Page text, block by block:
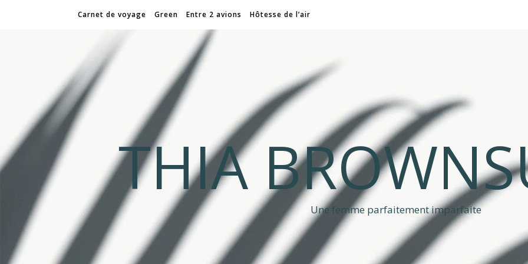
Carnet de voyage Green Entre 2 avions Hôtesse de l’air
THIA
Une femme parfaitement imparfaite